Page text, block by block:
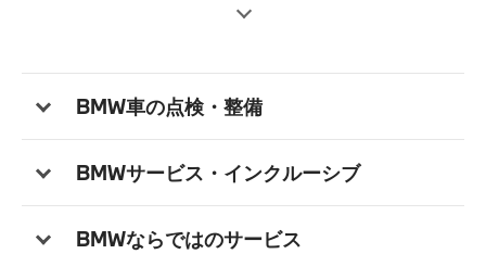
BMW 独自の訓練を積んだBMW プロフェッショナルが提供
BMW車の点検・整備
BMWサービス・インクルーシブ
BMWならではのサービス